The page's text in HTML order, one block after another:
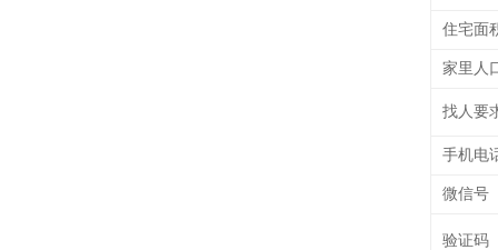
住宅面
家里人
找人要
手机电
微信号
验证码